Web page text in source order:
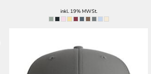
inkl. 19% MWSt.